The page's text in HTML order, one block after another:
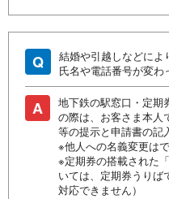
Q
結婚や引越しなどによ
氏名や電話番号が変わ
A
地下鉄の駅窓口・定期
の際は、お客さま本人
等の提示と申請書の記
※他人への名義変更はで
※定期券の搭載された
いては、定期券うりば
対応できません）